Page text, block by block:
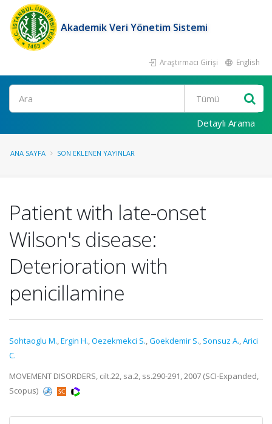
Akademik Veri Yönetim Sistemi
Araştırmacı Girişi English
Ara
Detaylı Arama
ANA SAYFA SON EKLENEN YAYINLAR
Patient with late-onset
Wilson's disease:
Deterioration with
penicillamine
Sohtaoglu M.,Ergin H.,Oezekmekci S.,Goekdemir S., Sonsuz A.,Arici
C.
MOVEMENT DISORDERS, cilt.22, sa.2, ss.290-291, 2007 (SCI-Expanded,
Scopus)